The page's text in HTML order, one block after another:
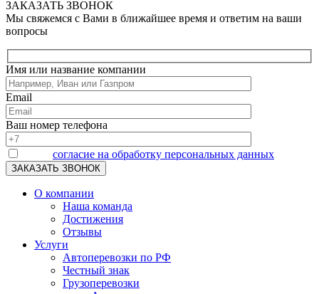
ЗАКАЗАТЬ ЗВОНОК
Мы свяжемся с Вами в ближайшее время и ответим на ваши
вопросы
Имя или название компании
Email
Ваш номер телефона
согласие на обработку персональных данных
О компании
Наша команда
Достижения
Отзывы
Услуги
Автоперевозки по РФ
Честный знак
Грузоперевозки